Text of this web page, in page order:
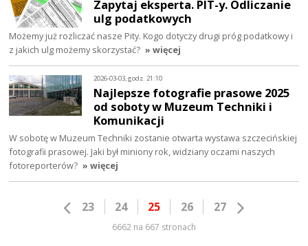
Zapytaj eksperta. PIT-y. Odliczanie
ulg podatkowych
Możemy już rozliczać nasze Pity. Kogo dotyczy drugi próg podatkowy i
z jakich ulg możemy skorzystać? » więcej
2026-03-03, godz. 21:10
Najlepsze fotografie prasowe 2025
od soboty w Muzeum Techniki i
Komunikacji
W sobotę w Muzeum Techniki zostanie otwarta wystawa szczecińskiej
fotografii prasowej. Jaki był miniony rok, widziany oczami naszych
fotoreporterów? » więcej
23 24 25 26 27
6662 na 667 stronach